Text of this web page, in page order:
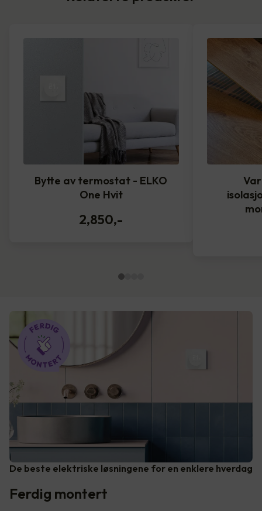
Bytte av termostat - ELKO
One Hvit
2,850,-
De beste elektriske løsningene for en enklere hverdag
Ferdig montert